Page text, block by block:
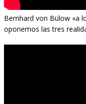
Bernhard von Bülow «a
oponemos las tres